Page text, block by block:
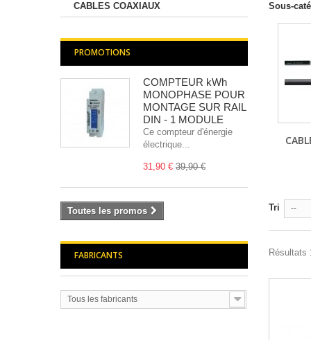
CABLES COAXIAUX
PROMOTIONS
COMPTEUR kWh
MONOPHASE POUR
MONTAGE SUR RAIL
DIN - 1 MODULE
Ce compteur d'énergie
électrique...
31,90 € 39,90 €
Toutes les promos
FABRICANTS
Tous les fabricants
Sous-
Tri --
Résultats